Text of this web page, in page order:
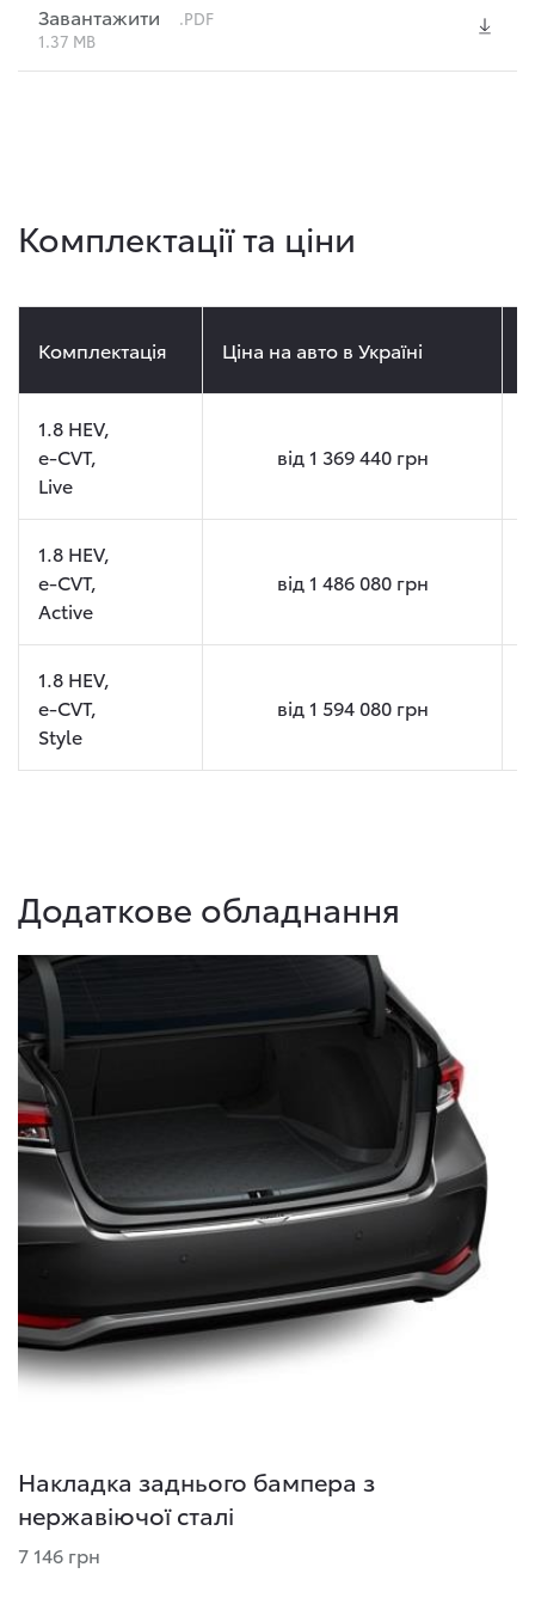
Завантажити
.PDF
1.37 MB
Комплектації та ціни
Комплектація Ціна на авто в Україні
1.8 HEV,
e-CVT,
Live
від 1 369 440грн
1.8 HEV,
e-CVT,
Active
від 1 486 080грн
1.8 HEV,
e-CVT,
Style
від 1 594 080грн
Додаткове обладнання
Накладка заднього бампера з
нержавіючої сталі
7 146 грн